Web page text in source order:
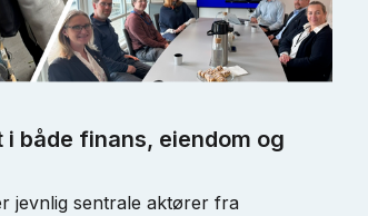
både finans, eiendom og
jevnlig sentrale aktører fra